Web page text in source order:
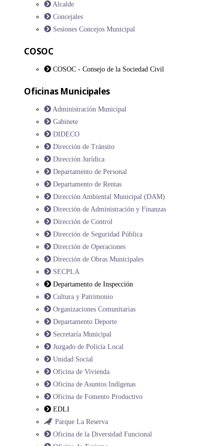
Alcalde
Concejales
Sesiones Concejos Municipal
COSOC
COSOC - Consejo de la Sociedad Civil
Oficinas Municipales
Administración Municipal
Gabinete
DIDECO
Dirección de Tránsito
Dirección Jurídica
Departamento de Personal
Departamento de Rentas
Dirección Ambiental Municipal (DAM)
Dirección de Administración y Finanzas
Dirección de Control
Dirección de Seguridad Pública
Dirección de Operaciones
Dirección de Obras Municipales
SECPLA
Departamento de Inspección
Cultura y Patrimonio
Organizaciones Comunitarias
Departamento Deporte
Secretaría Municipal
Juzgado de Policía Local
Unidad Social
Oficina de Vivienda
Oficina de Asuntos Indígenas
Oficina de Fomento Productivo
EDLI
Parque La Reserva
Oficina de la Diversidad Funcional